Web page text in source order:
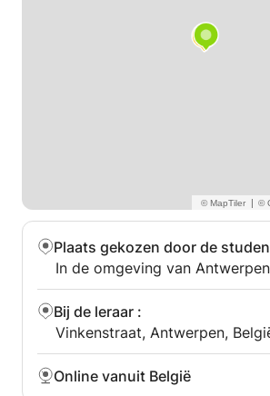
|
Plaats gekozen door de
In de omgeving van
Bij de leraar :
Vinkenstraat, Antwerpen,
Online vanuit België